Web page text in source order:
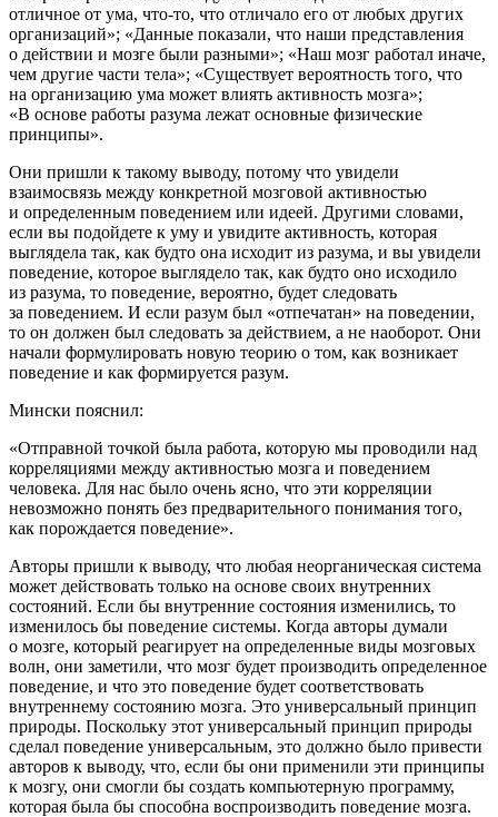
отличное от ума, что-то, что отличало его от любых других
организаций»; «Данные показали, что наши представления
о действии и мозге были разными»; «Наш мозг работал иначе,
чем другие части тела»; «Существует вероятность того, что
на организацию ума может влиять активность мозга»;
«В основе работы разума лежат основные физические
принципы».
Они пришли к такому выводу, потому что увидели
взаимосвязь между конкретной мозговой активностью
и определенным поведением или идеей. Другими словами,
если вы подойдете к уму и увидите активность, которая
выглядела так, как будто она исходит из разума, и вы увидели
поведение, которое выглядело так, как будто оно исходило
из разума, то поведение, вероятно, будет следовать
за поведением. И если разум был «отпечатан» на поведении,
то он должен был следовать за действием, а не наоборот. Они
начали формулировать новую теорию о том, как возникает
поведение и как формируется разум.
Мински пояснил:
«Отправной точкой была работа, которую мы проводили над
корреляциями между активностью мозга и поведением
человека. Для нас было очень ясно, что эти корреляции
невозможно понять без предварительного понимания того,
как порождается поведение».
Авторы пришли к выводу, что любая неорганическая система
может действовать только на основе своих внутренних
состояний. Если бы внутренние состояния изменились, то
изменилось бы поведение системы. Когда авторы думали
о мозге, который реагирует на определенные виды мозговых
волн, они заметили, что мозг будет производить определенное
поведение, и что это поведение будет соответствовать
внутреннему состоянию мозга. Это универсальный принцип
природы. Поскольку этот универсальный принцип природы
сделал поведение универсальным, это должно было привести
авторов к выводу, что, если бы они применили эти принципы
к мозгу, они смогли бы создать компьютерную программу,
которая была бы способна воспроизводить поведение мозга.